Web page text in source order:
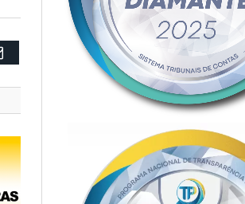
Email